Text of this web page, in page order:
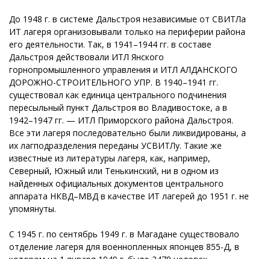
До 1948 г. в системе Дальстроя независимые от СВИТЛа
ИТ лагеря организовывали только на периферии района
его деятельности. Так, в 1941–1944 гг. в составе
Дальстроя действовали ИТЛ Янского
горнопромышленного управления и ИТЛ АЛДАНСКОГО
ДОРОЖНО-СТРОИТЕЛЬНОГО УПР. В 1940–1941 гг.
существовал как единица центрального подчинения
пересыльный пункт Дальстроя во Владивостоке, а в
1942–1947 гг. — ИТЛ Приморского района Дальстроя.
Все эти лагеря последовательно были ликвидированы, а
их лагподразделения переданы УСВИТЛу. Такие же
известные из литературы лагеря, как, например,
Северный, Южный или Тенькинский, ни в одном из
найденных официальных документов центрального
аппарата НКВД–МВД в качестве ИТ лагерей до 1951 г. не
упомянуты.
С 1945 г. по сентябрь 1949 г. в Магадане существовало
отделение лагеря для военнопленных японцев 855-Д, в